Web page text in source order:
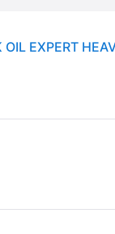
EXPERT